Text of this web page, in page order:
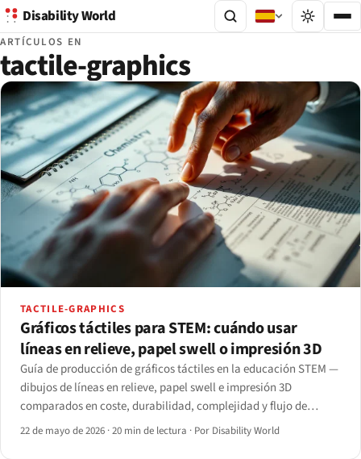
Disability World
ARTÍCULOS EN
tactile-graphics
TACTILE-GRAPHICS
Gráficos táctiles para STEM: cuándo usar
líneas en relieve, papel swell o impresión 3D
Guía de producción de gráficos táctiles en la educación STEM —
dibujos de líneas en relieve, papel swell e impresión 3D
comparados en coste, durabilidad, complejidad y flujo de
trabajo en el aula, con un árbol de decisión por materia.
22 de mayo de 2026 ·20 min de lectura · Por Disability World